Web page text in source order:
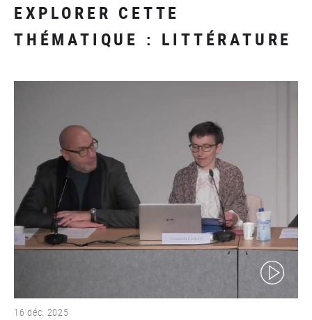
EXPLORER CETTE
THÉMATIQUE : LITTÉRATURE
(video)
16 déc. 2025